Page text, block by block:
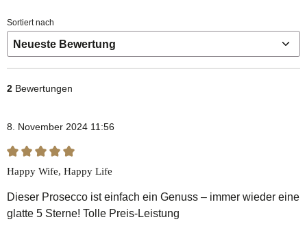
Sortiert nach
2 Bewertungen
8. November 2024 11:56
Bewertung mit 5 von 5 Sternen
Happy Wife, Happy Life
Dieser Prosecco ist einfach ein Genuss – immer wieder eine
glatte 5 Sterne! Tolle Preis-Leistung